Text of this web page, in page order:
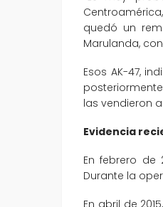
quedó un
Marulanda,
Esos AK-47,
las vendieron a
Evidencia
En febrero de
Durante la
En abril de